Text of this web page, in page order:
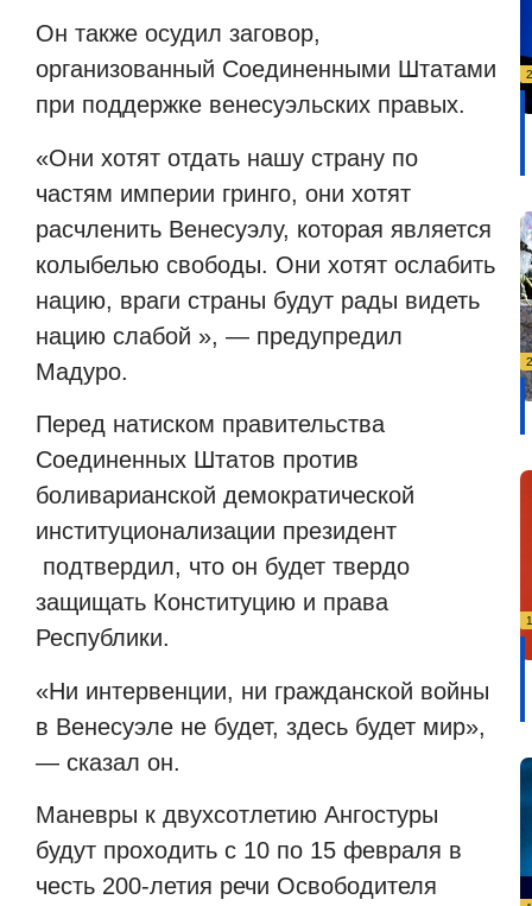
Он также осудил заговор,
организованный Соединенными Штатами
при поддержке венесуэльских правых.
«Они хотят отдать нашу страну по
частям империи гринго, они хотят
расчленить Венесуэлу, которая является
колыбелью свободы. Они хотят ослабить
нацию, враги страны будут рады видеть
нацию слабой », — предупредил
Мадуро.
Перед натиском правительства
Соединенных Штатов против
боливарианской демократической
институционализации президент
подтвердил, что он будет твердо
защищать Конституцию и права
Республики.
«Ни интервенции, ни гражданской войны
в Венесуэле не будет, здесь будет мир»,
— сказал он.
Маневры к двухсотлетию Ангостуры
будут проходить с 10 по 15 февраля в
честь 200-летия речи Освободителя